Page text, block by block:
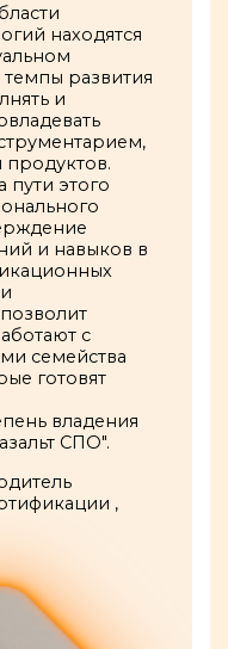
находятся
развития
и
продуктов.
этого
и навыков в
с
семейства
готовят
владения
СПО".
,